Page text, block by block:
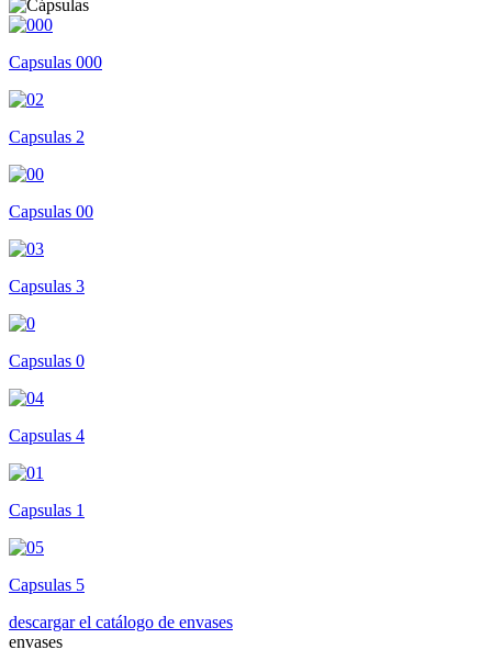
Capsulas 000
Capsulas 2
Capsulas 00
Capsulas 3
Capsulas 0
Capsulas 4
Capsulas 1
Capsulas 5
descargar el catálogo de envases
envases